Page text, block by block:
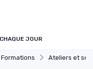
JOUR
Ateliers et